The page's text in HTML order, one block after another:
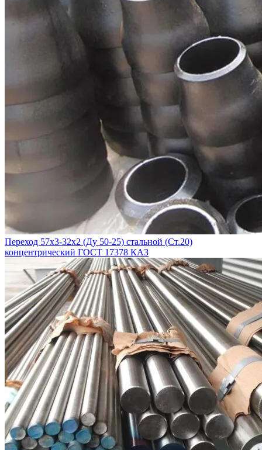
Переход 57х3-32х2 (Ду 50-25) стальной (Ст.20)
концентрический ГОСТ 17378 КАЗ